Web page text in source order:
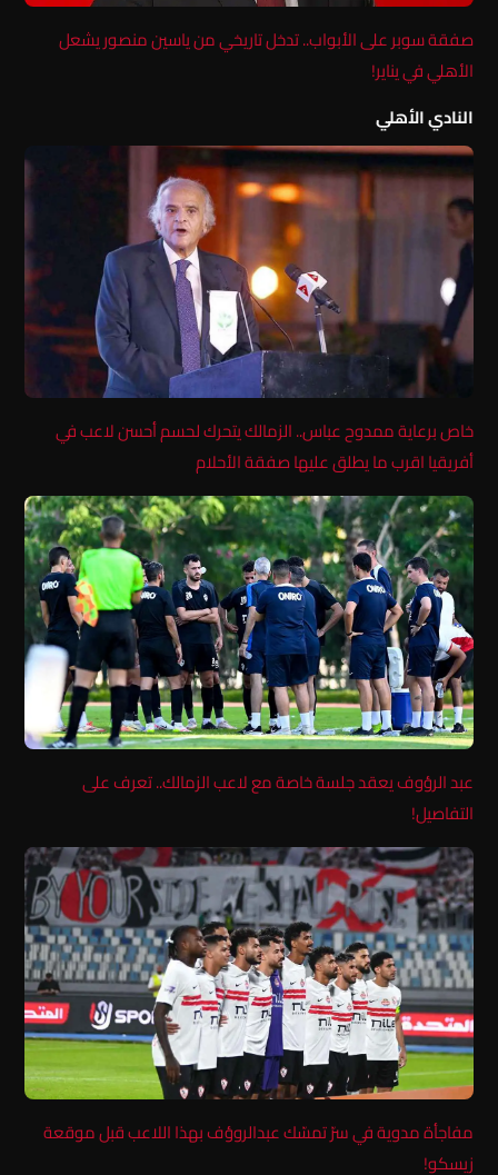
صفقة سوبر على الأبواب.. تدخل تاريخي من ياسين منصور يشعل
الأهلي في يناير!
النادي الأهلي
خاص برعاية ممدوح عباس.. الزمالك يتحرك لحسم أحسن لاعب في
أفريقيا اقرب ما يطلق عليها صفقة الأحلام
عبد الرؤوف يعقد جلسة خاصة مع لاعب الزمالك.. تعرف على
التفاصيل!
مفاجأة مدوية في سرّ تمسّك عبدالروؤف بهذا اللاعب قبل موقعة
زيسكو!